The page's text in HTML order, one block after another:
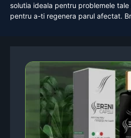
solutia ideala pentru problemele
pentru a-ti regenera parul afectat.